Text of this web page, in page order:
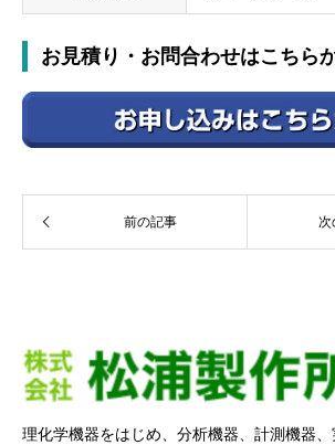
お見積り・お問合わせはこちら
前の記事 次
理化学機器をはじめ、分析機器、計測機器